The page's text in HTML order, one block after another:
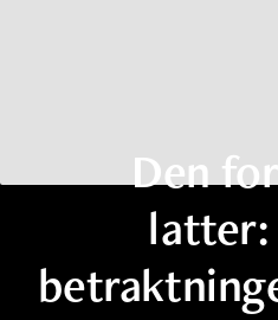
Den
latter: